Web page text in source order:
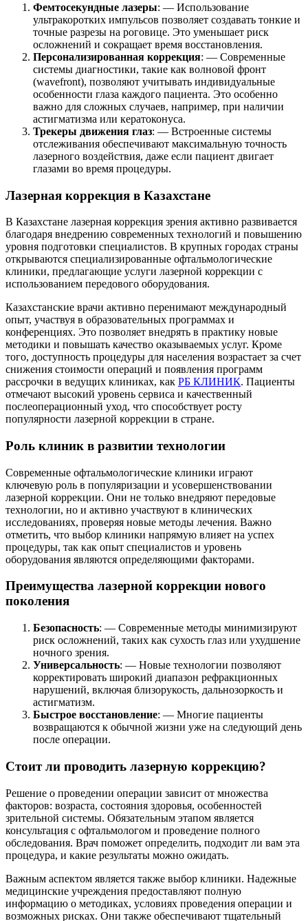
Фемтосекундные лазеры: — Использование
ультракоротких импульсов позволяет создавать тонкие и
точные разрезы на роговице. Это уменьшает риск
осложнений и сокращает время восстановления.
Персонализированная коррекция: — Современные
системы диагностики, такие как волновой фронт
(wavefront), позволяют учитывать индивидуальные
особенности глаза каждого пациента. Это особенно
важно для сложных случаев, например, при наличии
астигматизма или кератоконуса.
Трекеры движения глаз: — Встроенные системы
отслеживания обеспечивают максимальную точность
лазерного воздействия, даже если пациент двигает
глазами во время процедуры.
Лазерная коррекция в Казахстане
В Казахстане лазерная коррекция зрения активно развивается
благодаря внедрению современных технологий и повышению
уровня подготовки специалистов. В крупных городах страны
открываются специализированные офтальмологические
клиники, предлагающие услуги лазерной коррекции с
использованием передового оборудования.
Казахстанские врачи активно перенимают международный
опыт, участвуя в образовательных программах и
конференциях. Это позволяет внедрять в практику новые
методики и повышать качество оказываемых услуг. Кроме
того, доступность процедуры для населения возрастает за счет
снижения стоимости операций и появления программ
рассрочки в ведущих клиниках, как РБ КЛИНИК. Пациенты
отмечают высокий уровень сервиса и качественный
послеоперационный уход, что способствует росту
популярности лазерной коррекции в стране.
Роль клиник в развитии технологии
Современные офтальмологические клиники играют
ключевую роль в популяризации и усовершенствовании
лазерной коррекции. Они не только внедряют передовые
технологии, но и активно участвуют в клинических
исследованиях, проверяя новые методы лечения. Важно
отметить, что выбор клиники напрямую влияет на успех
процедуры, так как опыт специалистов и уровень
оборудования являются определяющими факторами.
Преимущества лазерной коррекции нового
поколения
Безопасность: — Современные методы минимизируют
риск осложнений, таких как сухость глаз или ухудшение
ночного зрения.
Универсальность: — Новые технологии позволяют
корректировать широкий диапазон рефракционных
нарушений, включая близорукость, дальнозоркость и
астигматизм.
Быстрое восстановление: — Многие пациенты
возвращаются к обычной жизни уже на следующий день
после операции.
Стоит ли проводить лазерную коррекцию?
Решение о проведении операции зависит от множества
факторов: возраста, состояния здоровья, особенностей
зрительной системы. Обязательным этапом является
консультация с офтальмологом и проведение полного
обследования. Врач поможет определить, подходит ли вам эта
процедура, и какие результаты можно ожидать.
Важным аспектом является также выбор клиники. Надежные
медицинские учреждения предоставляют полную
информацию о методиках, условиях проведения операции и
возможных рисках. Они также обеспечивают тщательный